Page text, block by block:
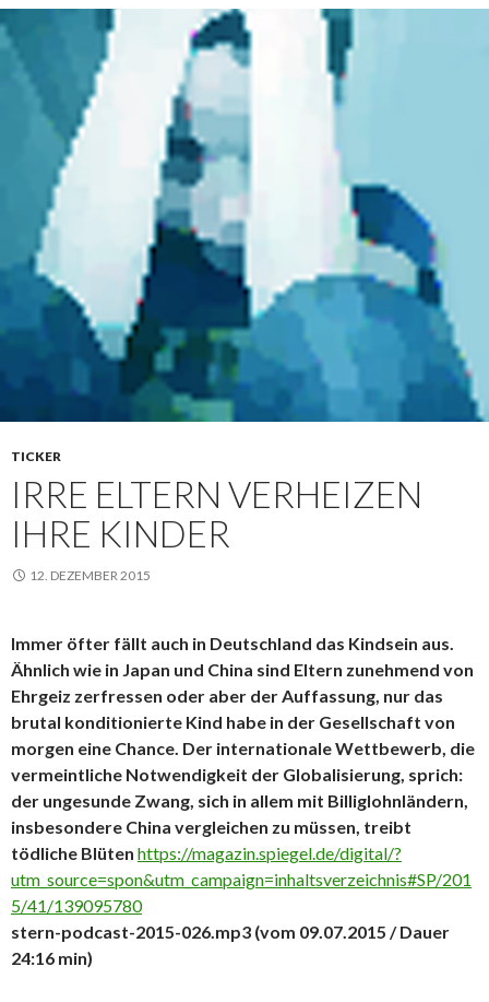
TICKER
IRRE ELTERN VERHEIZEN
IHRE KINDER
12. DEZEMBER 2015
Immer öfter fällt auch in Deutschland das Kindsein aus.
Ähnlich wie in Japan und China sind Eltern zunehmend von
Ehrgeiz zerfressen oder aber der Auffassung, nur das
brutal konditionierte Kind habe in der Gesellschaft von
morgen eine Chance. Der internationale Wettbewerb, die
vermeintliche Notwendigkeit der Globalisierung, sprich:
der ungesunde Zwang, sich in allem mit Billiglohnländern,
insbesondere China vergleichen zu müssen, treibt
tödliche Blüten https://magazin.spiegel.de/digital/?
utm_source=spon&utm_campaign=inhaltsverzeichnis#SP/201
5/41/139095780
stern-podcast-2015-026.mp3 (vom 09.07.2015 / Dauer
24:16 min)